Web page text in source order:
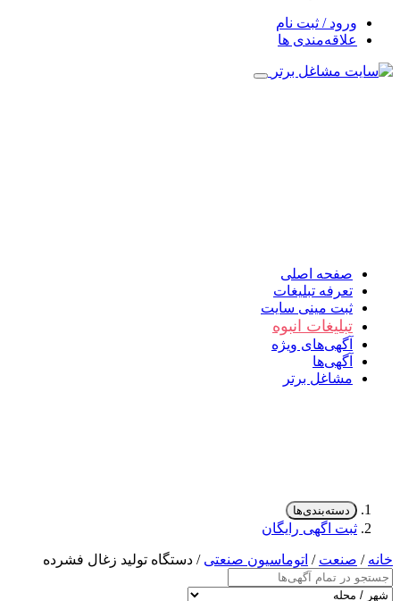
ورود / ثبت نام
علاقه‌مندی ها
صفحه اصلی
تعرفه تبلیغات
ثبت مینی سایت
تبلیغات انبوه
آگهی‌های ویژه
آگهی‌ها
مشاغل برتر
دسته‌بندی‌ها
ثبت اگهی رایگان
/صنعت/اتوماسیون صنعتی/ دستگاه تولید زغال فشرده